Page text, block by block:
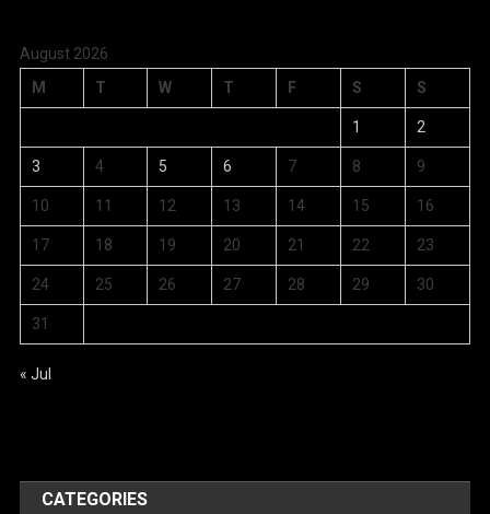
August 2026
M
T W T F S S
1 2
3 4 5 6 7 8 9
10 11 12 13 14 15 16
17 18 19 20 21 22 23
24 25 26 27 28 29 30
31
« Jul
CATEGORIES